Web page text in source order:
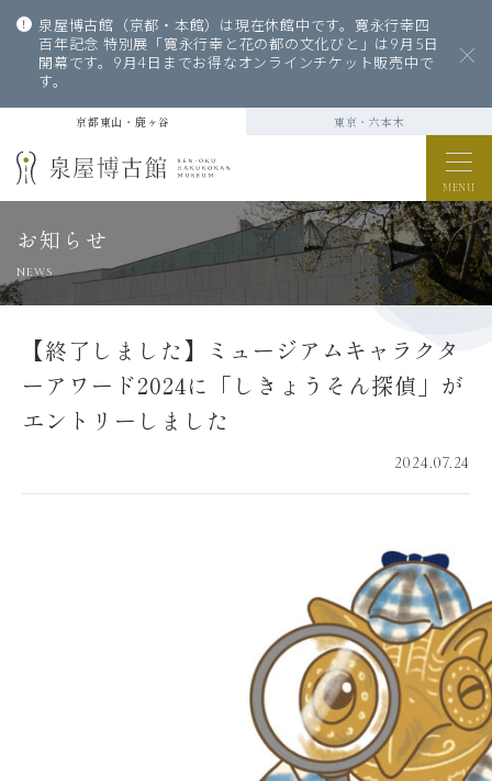
泉屋博古館（京都・本館）は現在休館中です。寛永行幸四
百年記念 特別展「寛永行幸と花の都の文化びと」は9月5日
開幕です。9月4日までお得なオンラインチケット販売中で
す。
京都東山・鹿ヶ谷 東京・六本木
MENU
お知らせ
NEWS
【終了しました】ミュージアムキャラクタ
ーアワード2024に「しきょうそん探偵」が
エントリーしました
2024.07.24